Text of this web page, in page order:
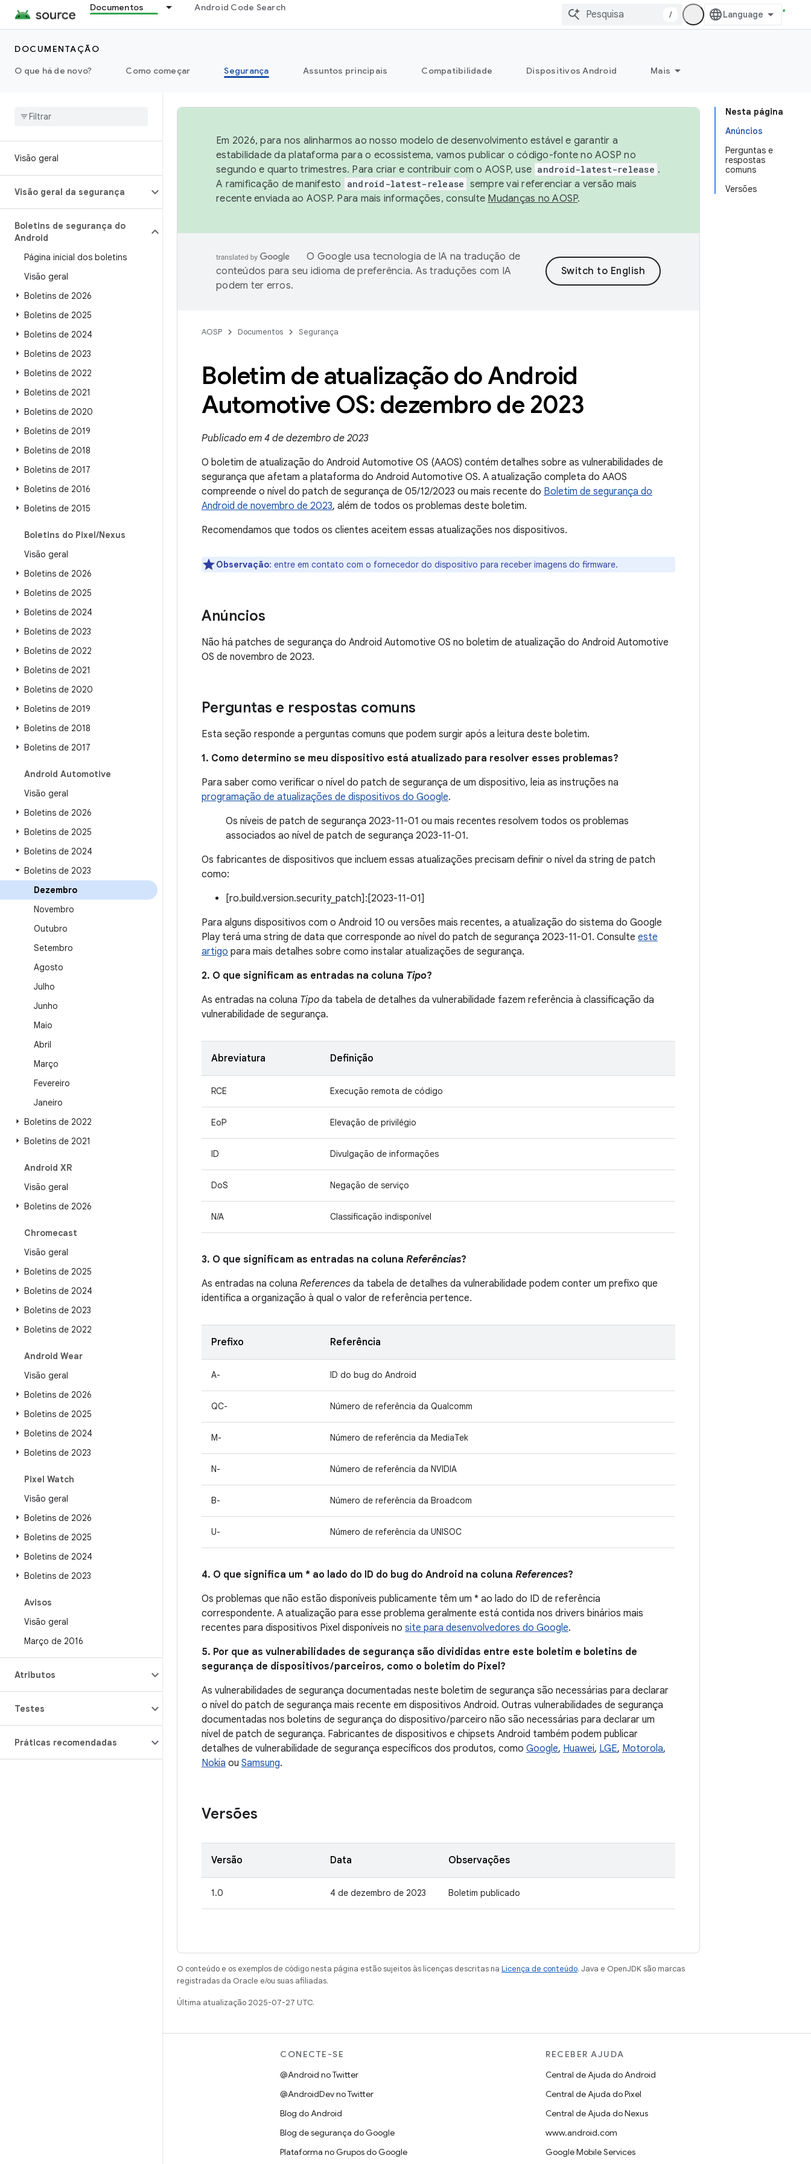
Documentos Android Code Search
/
DOCUMENTAÇÃO
O que há de novo?
Como começar Segurança Assuntos principais Compatibilidade Dispositivos Android Mais
Visão geral
Visão geral da segurança
Boletins de segurança do
Android
Página inicial dos boletins
Visão geral
Boletins de 2026
Boletins de 2025
Boletins de 2024
Boletins de 2023
Boletins de 2022
Boletins de 2021
Boletins de 2020
Boletins de 2019
Boletins de 2018
Boletins de 2017
Boletins de 2016
Boletins de 2015
Boletins do Pixel/Nexus
Visão geral
Boletins de 2026
Boletins de 2025
Boletins de 2024
Boletins de 2023
Boletins de 2022
Boletins de 2021
Boletins de 2020
Boletins de 2019
Boletins de 2018
Boletins de 2017
Android Automotive
Visão geral
Boletins de 2026
Boletins de 2025
Boletins de 2024
Boletins de 2023
Dezembro
Novembro
Outubro
Setembro
Agosto
Julho
Junho
Maio
Abril
Março
Fevereiro
Janeiro
Boletins de 2022
Boletins de 2021
Android XR
Visão geral
Boletins de 2026
Chromecast
Visão geral
Boletins de 2025
Boletins de 2024
Boletins de 2023
Boletins de 2022
Android Wear
Visão geral
Boletins de 2026
Boletins de 2025
Boletins de 2024
Boletins de 2023
Pixel Watch
Visão geral
Boletins de 2026
Boletins de 2025
Boletins de 2024
Boletins de 2023
Avisos
Visão geral
Março de 2016
Atributos
Testes
Práticas recomendadas
Nesta página
Anúncios
Perguntas e
respostas
comuns
Versões
Em 2026, para nos alinharmos ao nosso modelo de desenvolvimento estável e garantir a
estabilidade da plataforma para o ecossistema, vamos publicar o código-fonte no AOSP no
segundo e quarto trimestres. Para criar e contribuir com o AOSP, use android-latest-release .
A ramificação de manifesto
android-latest-release sempre vai referenciar a versão mais
recente enviada ao AOSP. Para mais informações, consulte Mudanças no AOSP.
O Google usa tecnologia de IA na tradução de
conteúdos para seu idioma de preferência. As traduções com IA
podem ter erros.
AOSP Documentos Segurança
Boletim de atualização do Android
Automotive OS: dezembro de 2023
Publicado em 4 de dezembro de 2023
O boletim de atualização do Android Automotive OS (AAOS) contém detalhes sobre as vulnerabilidades de
segurança que afetam a plataforma do Android Automotive OS. A atualização completa do AAOS
compreende o nível do patch de segurança de 05/12/2023 ou mais recente do Boletim de segurança do
Android de novembro de 2023, além de todos os problemas deste boletim.
Recomendamos que todos os clientes aceitem essas atualizações nos dispositivos.
Observação: entre em contato com o fornecedor do dispositivo para receber imagens do firmware.
Anúncios
Não há patches de segurança do Android Automotive OS no boletim de atualização do Android Automotive
OS de novembro de 2023.
Perguntas e respostas comuns
Esta seção responde a perguntas comuns que podem surgir após a leitura deste boletim.
1. Como determino se meu dispositivo está atualizado para resolver esses problemas?
Para saber como verificar o nível do patch de segurança de um dispositivo, leia as instruções na
programação de atualizações de dispositivos do Google.
Os níveis de patch de segurança 2023-11-01 ou mais recentes resolvem todos os problemas
associados ao nível de patch de segurança 2023-11-01.
Os fabricantes de dispositivos que incluem essas atualizações precisam definir o nível da string de patch
como:
[ro.build.version.security_patch]:[2023-11-01]
Para alguns dispositivos com o Android 10 ou versões mais recentes, a atualização do sistema do Google
Play terá uma string de data que corresponde ao nível do patch de segurança 2023-11-01. Consulte este
artigo para mais detalhes sobre como instalar atualizações de segurança.
2. O que significam as entradas na coluna Tipo?
As entradas na coluna Tipo da tabela de detalhes da vulnerabilidade fazem referência à classificação da
vulnerabilidade de segurança.
Abreviatura Definição
RCE Execução remota de código
EoP Elevação de privilégio
ID Divulgação de informações
DoS Negação de serviço
N/A Classificação indisponível
3. O que significam as entradas na coluna Referências?
As entradas na coluna References da tabela de detalhes da vulnerabilidade podem conter um prefixo que
identifica a organização à qual o valor de referência pertence.
Prefixo Referência
A- ID do bug do Android
QC- Número de referência da Qualcomm
M- Número de referência da MediaTek
N- Número de referência da NVIDIA
B- Número de referência da Broadcom
U- Número de referência da UNISOC
4. O que significa um * ao lado do ID do bug do Android na coluna References?
Os problemas que não estão disponíveis publicamente têm um * ao lado do ID de referência
correspondente. A atualização para esse problema geralmente está contida nos drivers binários mais
recentes para dispositivos Pixel disponíveis no site para desenvolvedores do Google.
5. Por que as vulnerabilidades de segurança são divididas entre este boletim e boletins de
segurança de dispositivos / parceiros, como o boletim do Pixel?
As vulnerabilidades de segurança documentadas neste boletim de segurança são necessárias para declarar
o nível do patch de segurança mais recente em dispositivos Android. Outras vulnerabilidades de segurança
documentadas nos boletins de segurança do dispositivo / parceiro não são necessárias para declarar um
nível de patch de segurança. Fabricantes de dispositivos e chipsets Android também podem publicar
detalhes de vulnerabilidade de segurança específicos dos produtos, como Google, Huawei, LGE, Motorola,
Nokia ou Samsung.
Versões
Versão Data Observações
1.0 4 de dezembro de 2023 Boletim publicado
O conteúdo e os exemplos de código nesta página estão sujeitos às licenças descritas na Licença de conteúdo. Java e OpenJDK são marcas
registradas da Oracle e/ou suas afiliadas.
Última atualização 2025-07-27 UTC.
CONECTE-SE
@Android no Twitter
@AndroidDev no Twitter
Blog do Android
Blog de segurança do Google
Plataforma no Grupos do Google
RECEBER AJUDA
Central de Ajuda do Android
Central de Ajuda do Pixel
Central de Ajuda do Nexus
www.android.com
Google Mobile Services